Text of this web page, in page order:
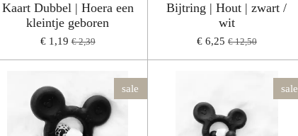
Kaart Dubbel | Hoera een
kleintje geboren
€ 1,19 € 2,39
Bijtring | Hout | zwart /
wit
€ 6,25 € 12,50
sale sale